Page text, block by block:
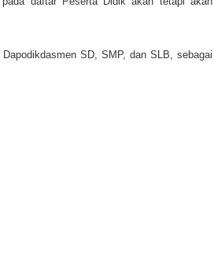
SD, SMP, dan SLB, sebagai